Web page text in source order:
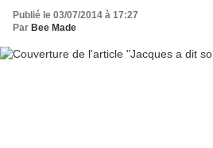
Publié le 03/07/2014 à 17:27
Par Bee Made